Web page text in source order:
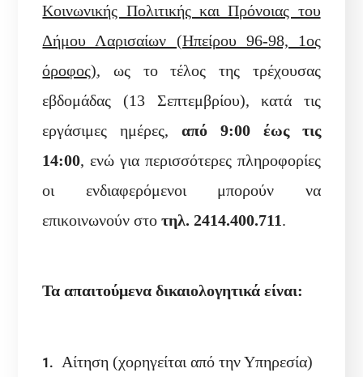
Κοινωνικής Πολιτικής και Πρόνοιας του
Δήμου Λαρισαίων (Ηπείρου 96-98, 1ος
όροφος), ως το τέλος της τρέχουσας
εβδομάδας (13 Σεπτεμβρίου), κατά τις
εργάσιμες ημέρες, από 9:00 έως τις
14:00, ενώ για περισσότερες πληροφορίες
οι ενδιαφερόμενοι μπορούν να
επικοινωνούν στο τηλ. 2414.400.711.
Τα απαιτούμενα δικαιολογητικά είναι:
Αίτηση (χορηγείται από την Υπηρεσία)